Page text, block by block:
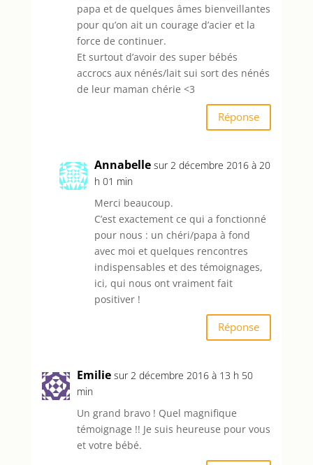
papa et de quelques âmes bienveillantes
pour qu’on ait un courage d’acier et la
force de continuer.
Et surtout d’avoir des super bébés
accrocs aux nénés/lait sui sort des nénés
de leur maman chérie <3
Réponse
Annabelle sur 2 décembre 2016 à 20
h 01 min
Merci beaucoup.
C’est exactement ce qui a fonctionné
pour nous : un chéri/papa à fond
avec moi et quelques rencontres
indispensables et des témoignages,
ici, qui nous ont vraiment fait
positiver !
Réponse
Emilie sur 2 décembre 2016 à 13 h 50
min
Un grand bravo ! Quel magnifique
témoignage !! Je suis heureuse pour vous
et votre bébé.